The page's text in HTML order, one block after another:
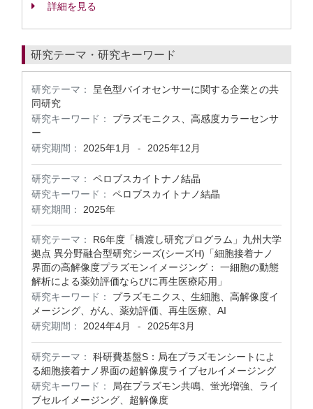
詳細を見る
研究テーマ・研究キーワード
研究テーマ：
呈色型バイオセンサーに関する企業との共
同研究
研究キーワード：
プラズモニクス、高感度カラーセンサ
ー
研究期間：
2025年1月 - 2025年12月
研究テーマ：
ペロブスカイトナノ結晶
研究キーワード：
ペロブスカイトナノ結晶
研究期間：
2025年
研究テーマ：
R6年度「橋渡し研究プログラム」九州大学
拠点 異分野融合型研究シーズ(シーズH)「細胞接着ナノ
界面の高解像度プラズモンイメージング： 一細胞の動態
解析による薬効評価ならびに再生医療応用」
研究キーワード：
プラズモニクス、生細胞、高解像度イ
メージング、がん、薬効評価、再生医療、AI
研究期間：
2024年4月 - 2025年3月
研究テーマ：
科研費基盤S：局在プラズモンシートによ
る細胞接着ナノ界面の超解像度ライブセルイメージング
研究キーワード：
局在プラズモン共鳴、蛍光増強、ライ
ブセルイメージング、超解像度